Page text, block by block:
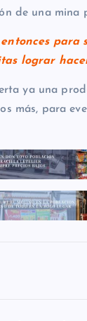
de una mina
para
lograr
ya una
más, para